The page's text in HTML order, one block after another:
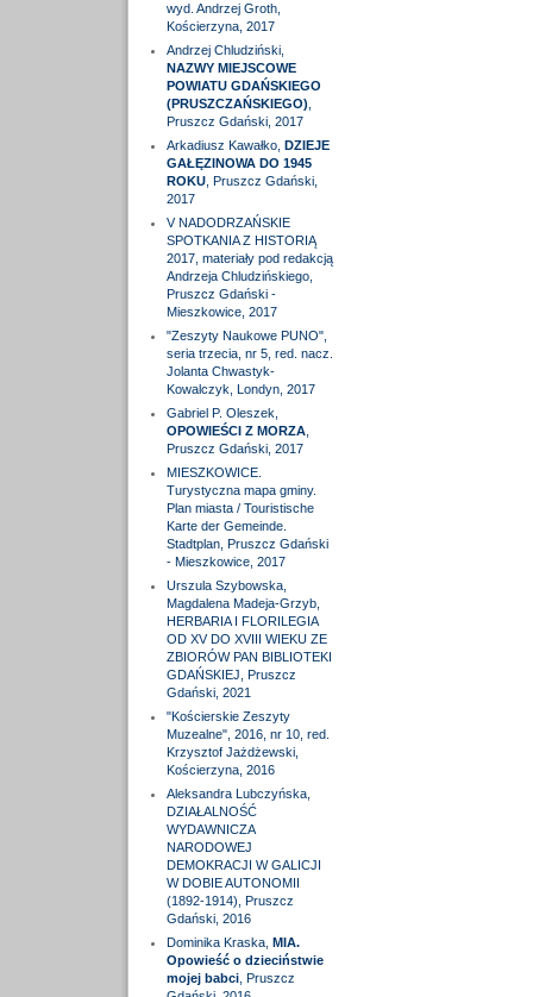
wyd. Andrzej Groth,
Kościerzyna, 2017
Andrzej Chludziński,
NAZWY MIEJSCOWE
POWIATU GDAŃSKIEGO
(PRUSZCZAŃSKIEGO)
Pruszcz Gdański, 2017
Arkadiusz Kawałko, DZIEJE
GAŁĘZINOWA DO 1945
ROKU, Pruszcz Gdański,
2017
V NADODRZAŃSKIE
SPOTKANIA Z HISTORIĄ
2017, materiały pod redakcją
Andrzeja Chludzińskiego,
Pruszcz Gdański -
Mieszkowice, 2017
"Zeszyty Naukowe PUNO",
seria trzecia, nr 5, red. nacz.
Jolanta Chwastyk-
Kowalczyk, Londyn, 2017
Gabriel P. Oleszek,
OPOWIEŚCI Z MORZA,
Pruszcz Gdański, 2017
MIESZKOWICE.
Turystyczna mapa gminy.
Plan miasta / Touristische
Karte der Gemeinde.
Stadtplan, Pruszcz Gdański
- Mieszkowice, 2017
Urszula Szybowska,
Magdalena Madeja-Grzyb,
HERBARIA I FLORILEGIA
OD XV DO XVIII WIEKU ZE
ZBIORÓW PAN BIBLIOTEKI
GDAŃSKIEJ, Pruszcz
Gdański, 2021
"Kościerskie Zeszyty
Muzealne", 2016, nr 10, red.
Krzysztof Jażdżewski,
Kościerzyna, 2016
Aleksandra Lubczyńska,
DZIAŁALNOŚĆ
WYDAWNICZA
NARODOWEJ
DEMOKRACJI W GALICJI
W DOBIE AUTONOMII
(1892-1914), Pruszcz
Gdański, 2016
Dominika Kraska, MIA.
Opowieść o dzieciństwie
mojej babci, Pruszcz